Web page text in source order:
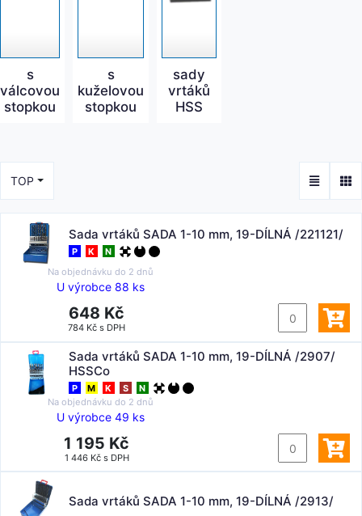
s
válcovou
stopkou
s
kuželovou
stopkou
sady
vrtáků
HSS
TOP
Sada vrtáků SADA 1-10 mm, 19-DÍLNÁ /221121/
P K
N
Na objednávku do 2 dnů
U výrobce 88 ks
648 Kč
784 Kč s DPH
Sada vrtáků SADA 1-10 mm, 19-DÍLNÁ /2907/
HSSCo
P M K S
N
Na objednávku do 2 dnů
U výrobce 49 ks
1 195 Kč
1 446 Kč s DPH
Sada vrtáků SADA 1-10 mm, 19-DÍLNÁ /2913/